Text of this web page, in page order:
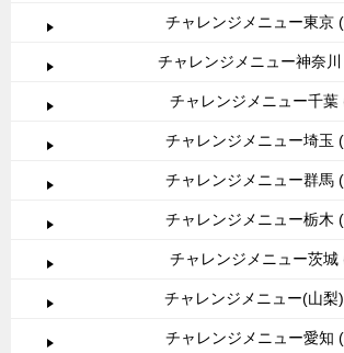
チャレンジメニュー東京
チャレンジメニュー神奈
チャレンジメニュー千葉
チャレンジメニュー埼玉
チャレンジメニュー群馬
チャレンジメニュー栃木
チャレンジメニュー茨城
チャレンジメニュー(山梨
チャレンジメニュー愛知